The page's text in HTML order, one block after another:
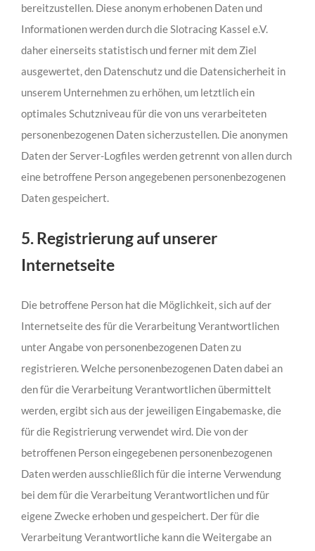
bereitzustellen. Diese anonym erhobenen Daten und
Informationen werden durch die Slotracing Kassel e.V.
daher einerseits statistisch und ferner mit dem Ziel
ausgewertet, den Datenschutz und die Datensicherheit in
unserem Unternehmen zu erhöhen, um letztlich ein
optimales Schutzniveau für die von uns verarbeiteten
personenbezogenen Daten sicherzustellen. Die anonymen
Daten der Server-Logfiles werden getrennt von allen durch
eine betroffene Person angegebenen personenbezogenen
Daten gespeichert.
5. Registrierung auf unserer
Internetseite
Die betroffene Person hat die Möglichkeit, sich auf der
Internetseite des für die Verarbeitung Verantwortlichen
unter Angabe von personenbezogenen Daten zu
registrieren. Welche personenbezogenen Daten dabei an
den für die Verarbeitung Verantwortlichen übermittelt
werden, ergibt sich aus der jeweiligen Eingabemaske, die
für die Registrierung verwendet wird. Die von der
betroffenen Person eingegebenen personenbezogenen
Daten werden ausschließlich für die interne Verwendung
bei dem für die Verarbeitung Verantwortlichen und für
eigene Zwecke erhoben und gespeichert. Der für die
Verarbeitung Verantwortliche kann die Weitergabe an